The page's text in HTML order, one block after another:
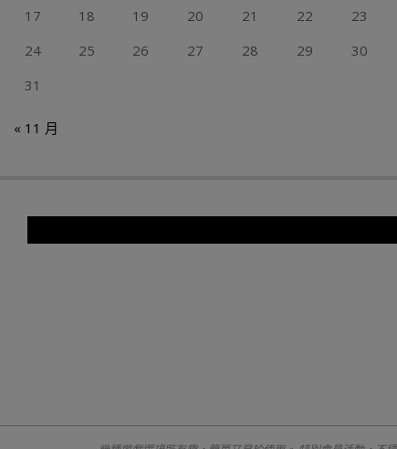
17
18 19 20 21 22
23
24
25 26 27 28 29
30
31
« 11 月